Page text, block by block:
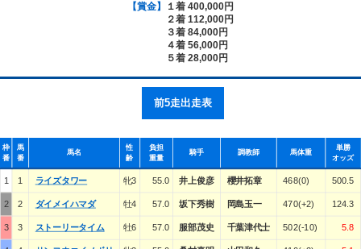
【賞金】
１着 400,000円
２着 112,000円
３着 84,000円
４着 56,000円
５着 28,000円
前5走出走表
枠
番
馬
番
馬名
性
齢
負担
重量
騎手 調教師 馬体重
単勝
オッズ
1 1 ライズタワー 牝3 55.0 井上俊彦 櫻井拓章 468(0) 500.5
2 2 ダイメイハマダ 牡4 57.0 坂下秀樹 岡島玉一 470(+2) 124.3
3 3 ストーリータイム 牡6 57.0 服部茂史 千葉津代士 502(-10) 5.8